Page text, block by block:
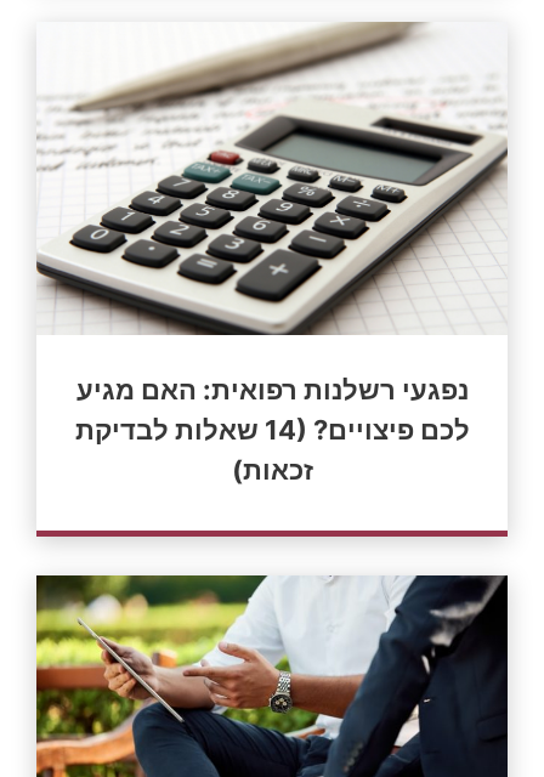
נפגעי רשלנות רפואית: האם מגיע
לכם פיצויים? (14 שאלות לבדיקת
זכאות)